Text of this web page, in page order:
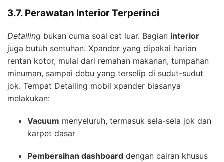
3.7. Perawatan Interior Terperinci
Detailing bukan cuma soal cat luar. Bagian interior
juga butuh sentuhan. Xpander yang dipakai harian
rentan kotor, mulai dari remahan makanan, tumpahan
minuman, sampai debu yang terselip di sudut-sudut
jok. Tempat Detailing mobil xpander biasanya
melakukan:
Vacuum menyeluruh, termasuk sela-sela jok dan
karpet dasar
Pembersihan dashboard dengan cairan khusus